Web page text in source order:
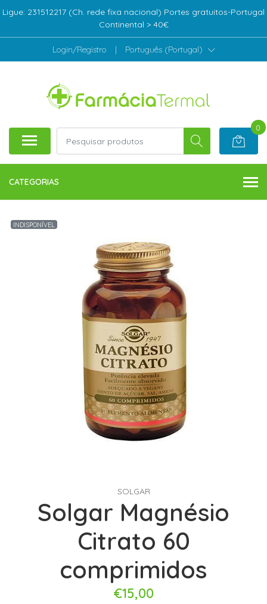
Ligue: 231512217 (Ch. rede fixa nacional) Portes gratuitos-Portugal
Continental > 40€
Login/Registro | Português (Portugal)
0
CATEGORIAS
INDISPONÍVEL
SOLGAR
Solgar Magnésio
Citrato 60
comprimidos
€15,00